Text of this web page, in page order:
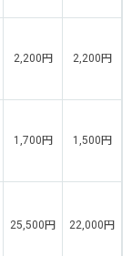
2,200円 2,200円
1,700円 1,500円
25,500円 22,000円